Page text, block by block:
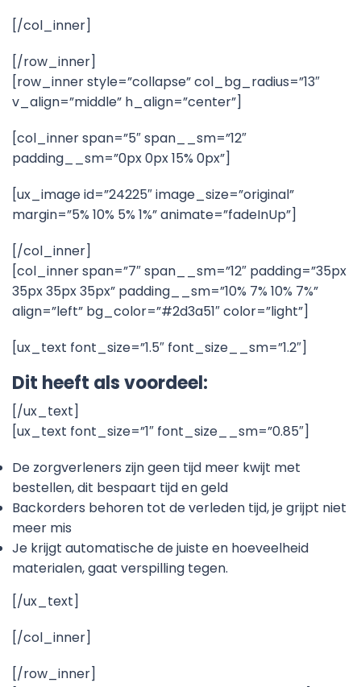
[/col_inner]
[/row_inner]
[row_inner style=”collapse” col_bg_radius=”13″
v_align=”middle” h_align=”center”]
[col_inner span=”5″ span__sm=”12″
padding__sm=”0px 0px 15% 0px”]
[ux_image id=”24225″ image_size=”original”
margin=”5% 10% 5% 1%” animate=”fadeInUp”]
[/col_inner]
[col_inner span=”7″ span__sm=”12″ padding=”35px
35px 35px 35px” padding__sm=”10% 7% 10% 7%”
align=”left” bg_color=”#2d3a51″ color=”light”]
[ux_text font_size=”1.5″ font_size__sm=”1.2″]
Dit heeft als voordeel:
[/ux_text]
[ux_text font_size=”1″ font_size__sm=”0.85″]
De zorgverleners zijn geen tijd meer kwijt met
bestellen, dit bespaart tijd en geld
Backorders behoren tot de verleden tijd, je grijpt niet
meer mis
Je krijgt automatische de juiste en hoeveelheid
materialen, gaat verspilling tegen.
[/ux_text]
[/col_inner]
[/row_inner]